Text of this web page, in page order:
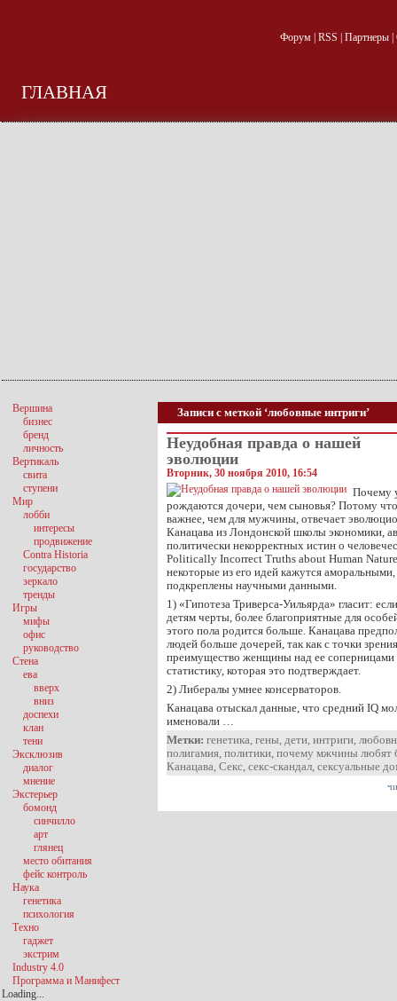
Форум| RSS Партнеры|
ГЛАВНАЯ
Записи с меткой ‘любовные интриги’
Неудобная правда о нашей
эволюции
Вторник, 30 ноября 2010, 16:54
Почему
рождаются дочери, чем сыновья? Потому
важнее, чем для мужчины, отвечает
Канацава из Лондонской школы экономики,
политически некорректных истин о
Politically Incorrect Truths about Human
некоторые из его идей кажутся
подкреплены научными данными.
1) «Гипотеза Триверса-Уильярда» гласит:
детям черты, более благоприятные для
этого пола родится больше. Канацава
людей больше дочерей, так как с точки
преимущество женщины над ее
статистику, которая это подтверждает.
2) Либералы умнее консерваторов.
Канацава отыскал данные, что средний IQ
именовали …
Метки: генетика, гены, дети, интриги,
полигамия, политики, почему мжчины любят
Канацава, Секс, секс-скандал, сексуальные
Вершина
бизнес
бренд
личность
Вертикаль
свита
ступени
Мир
лобби
интересы
продвижение
Contra Historia
государство
зеркало
тренды
Игры
мифы
офис
руководство
Стена
ева
вверх
вниз
доспехи
клан
тени
Эксклюзив
диалог
мнение
Экстерьер
бомонд
синчилло
арт
глянец
место обитания
фейс контроль
Наука
генетика
психология
Техно
гаджет
экстрим
Industry 4.0
Программа и Манифест
Loading...